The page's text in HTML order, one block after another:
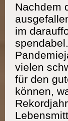
Nachdem
im
vielen
für den
können,